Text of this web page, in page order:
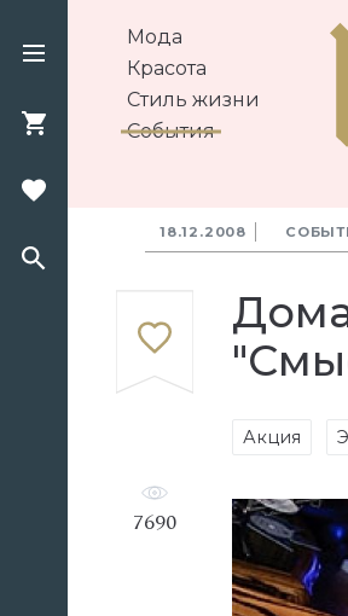
Мода
Красота
Стиль жизни
События
18.12.2008
Акция
7690